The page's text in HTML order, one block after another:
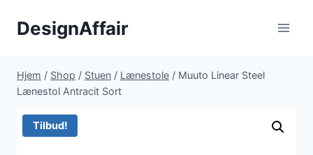
DesignAffair
Hjem / Shop / Stuen / Lænestole / Muuto Linear Steel
Lænestol Antracit Sort
Tilbud!